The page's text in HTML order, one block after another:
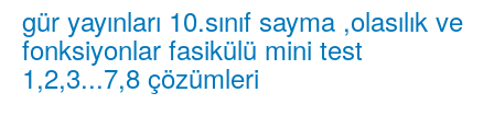
gür yayınları 10.sınıf sayma ,olasılık ve
fonksiyonlar fasikülü mini test
1,2,3...7,8 çözümleri